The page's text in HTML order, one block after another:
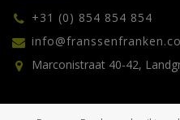
+31 (0) 854 854 854
Marconistraat 40-42,